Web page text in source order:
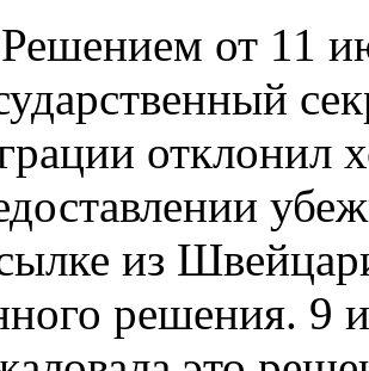
от 11
отклонил
из
решения. 9